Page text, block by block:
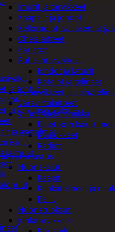
Imurit ja tarvikkeet
Kaapelit ja johdot
Kelloradiot, sääasemat
Oheislaitteet
Paristot
Puhelintarvikkeet
Johdot ja laturit
Kotelot ja telineet
Tv-tarvikkeet ja
Varavirtalaitteet
Viihde-elektroniikka
Bluetooth kaiuttimet
Kuulokkeet
Radiot
ja sisustus
Huonekalut
Kaapit
Kenkätelineet ja
Peilit
Huonetuoksut
Juhlatarvikkeet
ja tontut
ja kuusenvalot
ja asetelmat
ja muut